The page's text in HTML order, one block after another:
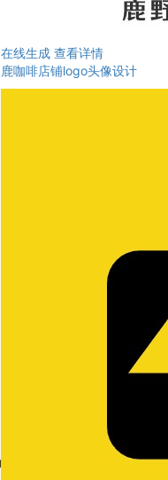
在线生成 查看详情
鹿咖啡店铺logo头像设计